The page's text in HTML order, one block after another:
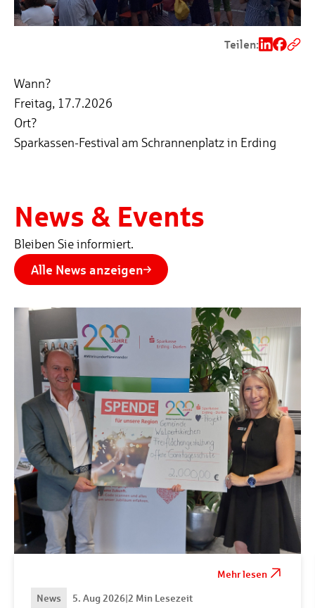
Teilen:
Wann?
Freitag, 17.7.2026
Ort?
Sparkassen-Festival am Schrannenplatz in Erding
News & Events
Bleiben Sie informiert.
Alle News anzeigen
Mehr lesen
News
5. Aug 2026|2 Min Lesezeit